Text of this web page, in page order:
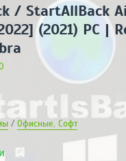
/ StartAllBack
(2021) PC |
/ Офисные, Софт